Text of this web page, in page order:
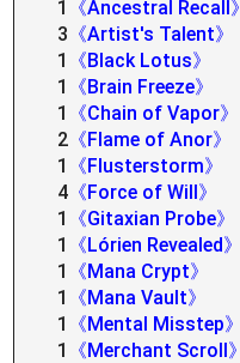
1
《Ancestral Recall》
3 《Artist's Talent》
1
《Black Lotus》
1
《Brain Freeze》
1
《Chain of Vapor》
2 《Flame of Anor》
1
《Flusterstorm》
4 《Force of Will》
1
《Gitaxian Probe》
1
《Lórien Revealed》
1
《Mana Crypt》
1
《Mana Vault》
1
《Mental Misstep》
1
《Merchant Scroll》